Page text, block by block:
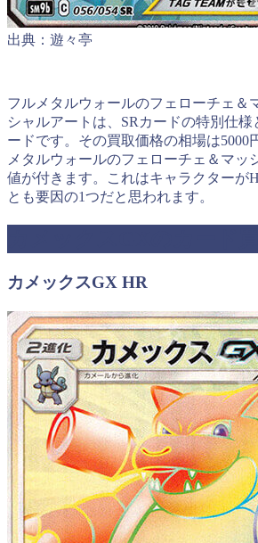
出典：遊々亭
フルメタルウォールのフェローチェ＆
シャルアートは、SRカードの特別仕
ードです。その買取価格の相場は5000
メタルウォールのフェローチェ＆マッ
値が付きます。これはキャラクターが
とも要因の1つだと思われます。
カメックスGX HR